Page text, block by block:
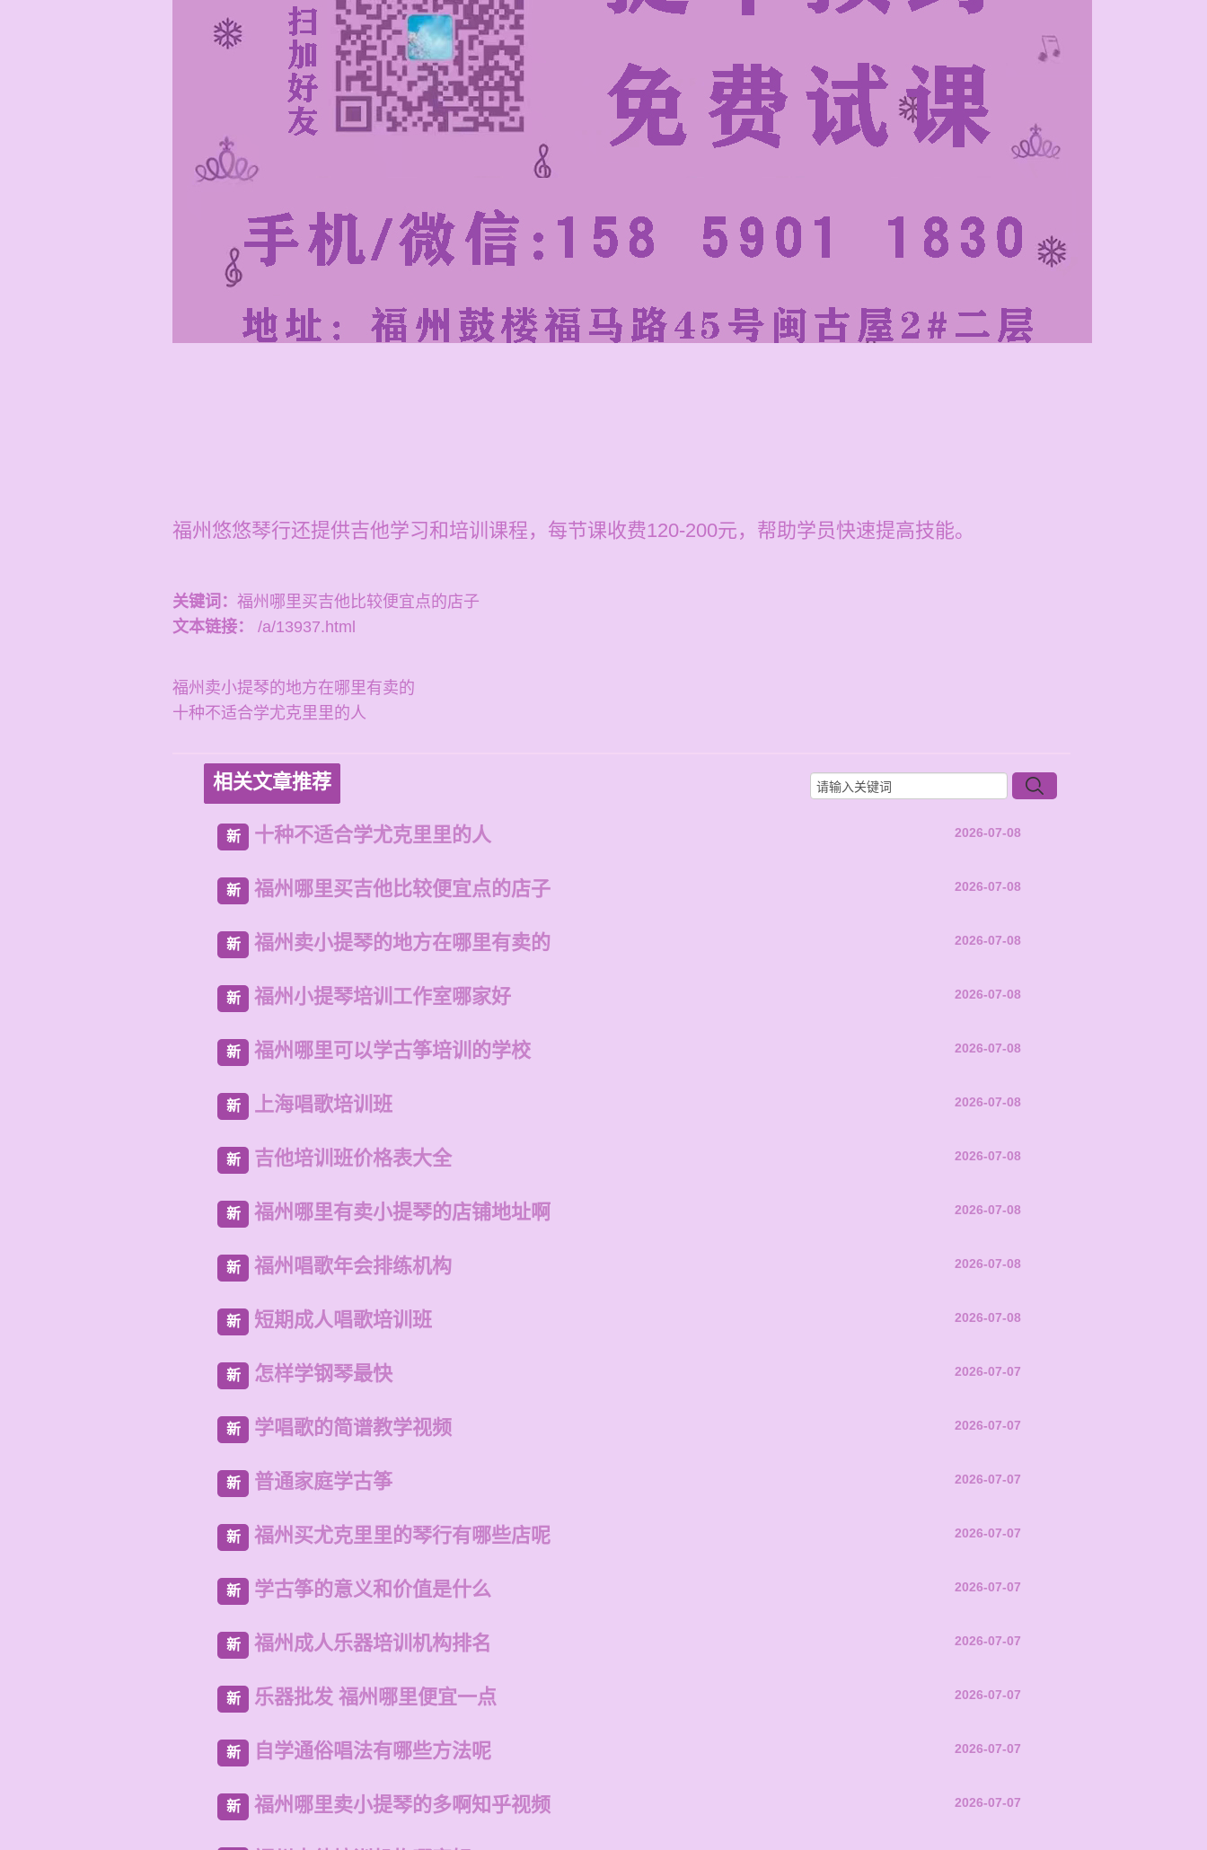
福州悠悠琴行还提供吉他学习和培训课程，每节课收费120-200元，帮助学员快速提高技能。
关键词： 福州哪里买吉他比较便宜点的店子
文本链接：
/a/13937.html
福州卖小提琴的地方在哪里有卖的
十种不适合学尤克里里的人
相关文章推荐
新 十种不适合学尤克里里的人 2026-07-08
新 福州哪里买吉他比较便宜点的店子 2026-07-08
新 福州卖小提琴的地方在哪里有卖的 2026-07-08
新 福州小提琴培训工作室哪家好 2026-07-08
新 福州哪里可以学古筝培训的学校 2026-07-08
新 上海唱歌培训班 2026-07-08
新 吉他培训班价格表大全 2026-07-08
新 福州哪里有卖小提琴的店铺地址啊 2026-07-08
新 福州唱歌年会排练机构 2026-07-08
新 短期成人唱歌培训班 2026-07-08
新 怎样学钢琴最快 2026-07-07
新 学唱歌的简谱教学视频 2026-07-07
新 普通家庭学古筝 2026-07-07
新 福州买尤克里里的琴行有哪些店呢 2026-07-07
新 学古筝的意义和价值是什么 2026-07-07
新 福州成人乐器培训机构排名 2026-07-07
新 乐器批发 福州哪里便宜一点 2026-07-07
新 自学通俗唱法有哪些方法呢 2026-07-07
新 福州哪里卖小提琴的多啊知乎视频 2026-07-07